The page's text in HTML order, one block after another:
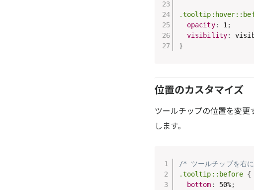
opacity: 1 ;
visibility:
}
位置のカスタマイズ
ツールチップの位置を変更
します。
/* ツールチップを右
.tooltip::before {
bottom : 50%;